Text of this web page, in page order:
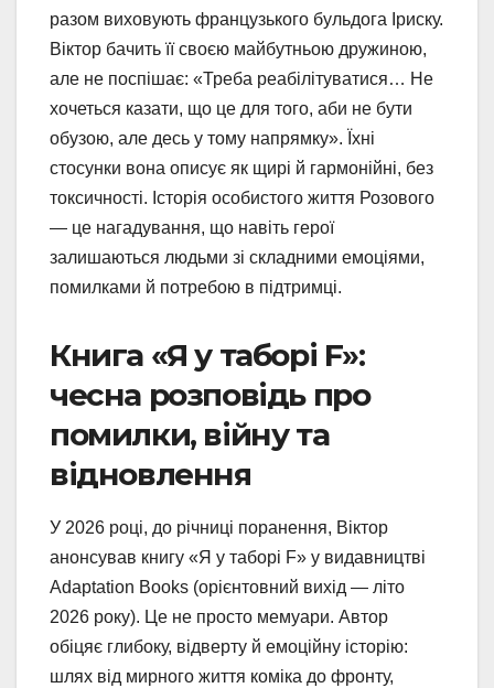
разом виховують французького бульдога Іриску.
Віктор бачить її своєю майбутньою дружиною,
але не поспішає: «Треба реабілітуватися… Не
хочеться казати, що це для того, аби не бути
обузою, але десь у тому напрямку». Їхні
стосунки вона описує як щирі й гармонійні, без
токсичності. Історія особистого життя Розового
— це нагадування, що навіть герої
залишаються людьми зі складними емоціями,
помилками й потребою в підтримці.
Книга «Я у таборі F»:
чесна розповідь про
помилки, війну та
відновлення
У 2026 році, до річниці поранення, Віктор
анонсував книгу «Я у таборі F» у видавництві
Adaptation Books (орієнтовний вихід — літо
2026 року). Це не просто мемуари. Автор
обіцяє глибоку, відверту й емоційну історію:
шлях від мирного життя коміка до фронту,